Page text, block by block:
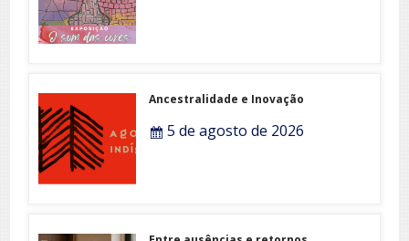
Ancestralidade e Inovação
5 de agosto de 2026